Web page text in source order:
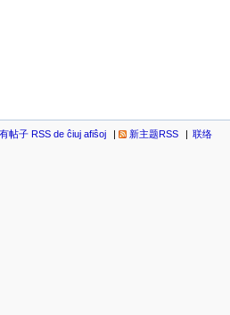
帖子 RSS de ĉiuj afiŝoj 新主题RSS 联络